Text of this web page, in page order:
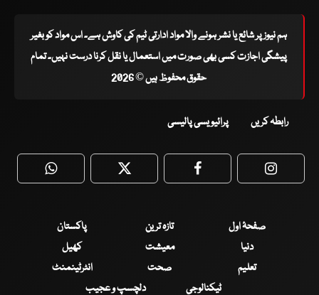
ہم نیوز پر شائع یا نشر ہونے والا مواد ادارتی ٹیم کی کاوش ہے۔ اس مواد کو بغیر
پیشگی اجازت کسی بھی صورت میں استعمال یا نقل کرنا درست نہیں۔ تمام
حقوق محفوظ ہیں © 2026
رابطہ کریں پرائیویسی پالیسی
WhatsApp Twitter Facebook
صفحۂ اول تازہ ترین
پاکستان
دنیا
معیشت
کھیل
تعلیم
صحت
انٹرٹینمنٹ
ٹیکنالوجی
دلچسپ و عجیب